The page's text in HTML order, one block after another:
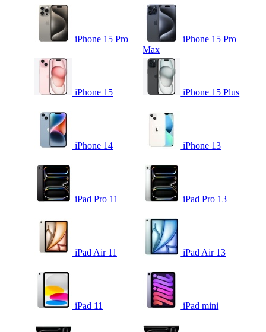
iPhone 15 Pro
iPhone 15 Pro
Max
iPhone 15 iPhone 15 Plus
iPhone 14 iPhone 13
iPad Pro 11 iPad Pro 13
iPad Air 11 iPad Air 13
iPad 11 iPad mini